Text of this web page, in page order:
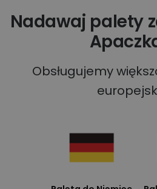
Nadawaj palety
Obsługujemy